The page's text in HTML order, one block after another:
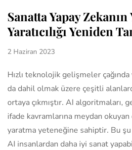
Sanatta Yapay
Yaratıcılığı Yeniden
2 Haziran 2023
Hızlı teknolojik gelişmeler
da dahil olmak üzere çeşitli
ortaya çıkmıştır. AI algoritmaları,
ifade kavramlarına meydan okuyan
yaratma yeteneğine sahiptir. Bu
AI insanlardan daha iyi sanat